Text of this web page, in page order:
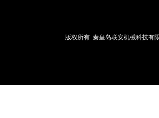
版权所有 秦皇岛联安机械科技有